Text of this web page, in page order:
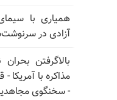
همیاری با
آزادی در
بالا‌گرفتن
مذاکره با
- سخنگوی